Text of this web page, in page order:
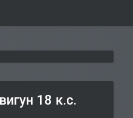
18 к.с.